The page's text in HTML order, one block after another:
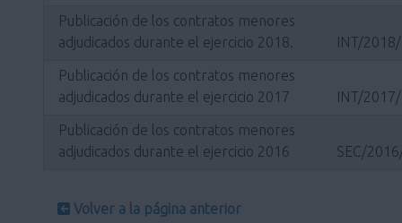
Publicación de los contratos menores
adjudicados durante el ejercicio 2018.
INT/2018/
Publicación de los contratos menores
adjudicados durante el ejercicio 2017
INT/
Publicación de los contratos menores
adjudicados durante el ejercicio 2016
SEC/
Volver a la página anterior